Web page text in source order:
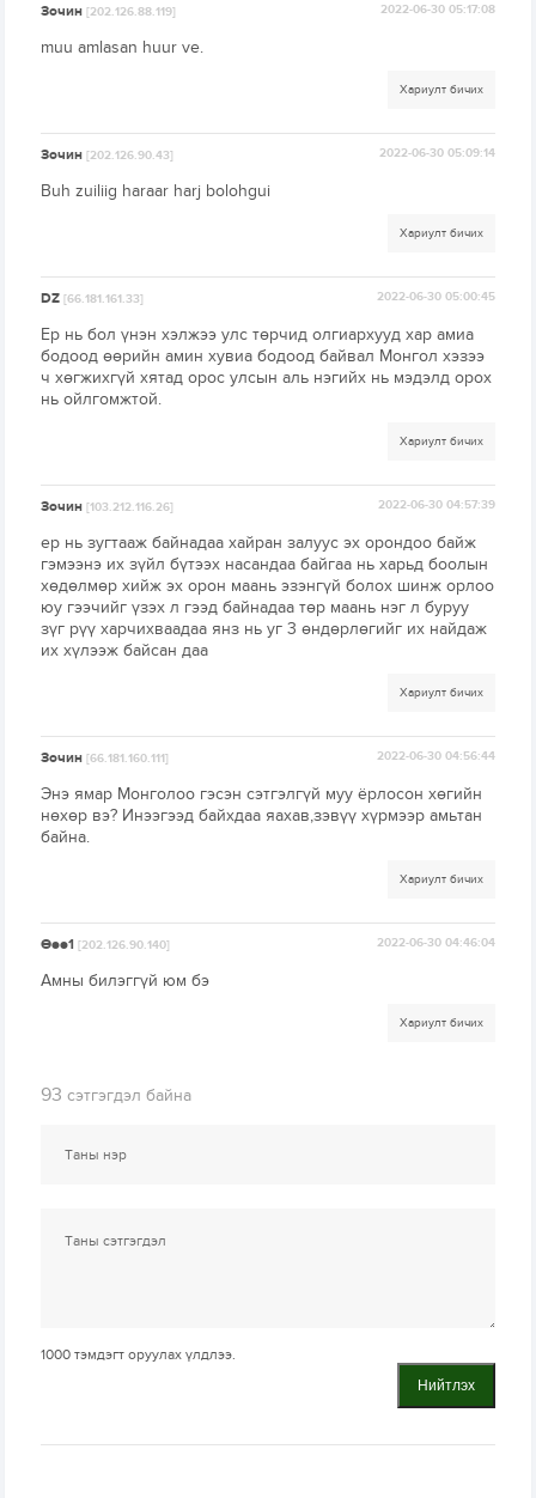
Зочин[202.126.88.119] 2022-06-30 05:17:08
muu amlasan huur ve.
Хариулт бичих
Зочин[202.126.90.43] 2022-06-30 05:09:14
Buh zuiliig haraar harj bolohgui
Хариулт бичих
DZ[66.181.161.33] 2022-06-30 05:00:45
Ер нь бол үнэн хэлжээ улс төрчид олгиархууд хар амиа
бодоод өөрийн амин хувиа бодоод байвал Монгол хэзээ
ч хөгжихгүй хятад орос улсын аль нэгийх нь мэдэлд орох
нь ойлгомжтой.
Хариулт бичих
Зочин[103.212.116.26] 2022-06-30 04:57:39
ер нь зугтааж байнадаа хайран залуус эх орондоо байж
гэмээнэ их зүйл бүтээх насандаа байгаа нь харьд боолын
хөдөлмөр хийж эх орон маань эзэнгүй болох шинж орлоо
юу гээчийг үзэх л гээд байнадаа төр маань нэг л буруу
зүг рүү харчихваадаа янз нь уг 3 өндөрлөгийг их найдаж
их хүлээж байсан даа
Хариулт бичих
Зочин[66.181.160.111] 2022-06-30 04:56:44
Энэ ямар Монголоо гэсэн сэтгэлгүй муу ёрлосон хөгийн
нөхөр вэ? Инээгээд байхдаа яахав,зэвүү хүрмээр амьтан
байна.
Хариулт бичих
Өөө1[202.126.90.140] 2022-06-30 04:46:04
Амны билэггүй юм бэ
Хариулт бичих
93 сэтгэгдэл байна
1000 тэмдэгт оруулах үлдлээ.
Нийтлэх